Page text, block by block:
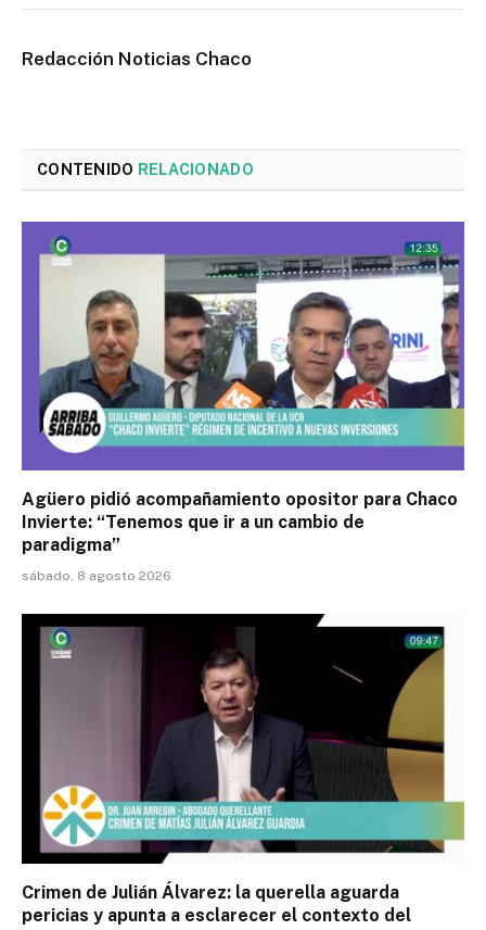
Redacción Noticias Chaco
CONTENIDO RELACIONADO
Agüero pidió acompañamiento opositor para Chaco
Invierte: “Tenemos que ir a un cambio de
paradigma”
sábado, 8 agosto 2026
Crimen de Julián Álvarez: la querella aguarda
pericias y apunta a esclarecer el contexto del